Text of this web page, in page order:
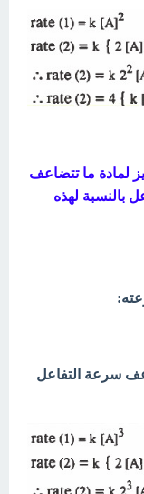
لمادة ما تتضاعف
بالنسبة لهذه
سرعة التفاعل